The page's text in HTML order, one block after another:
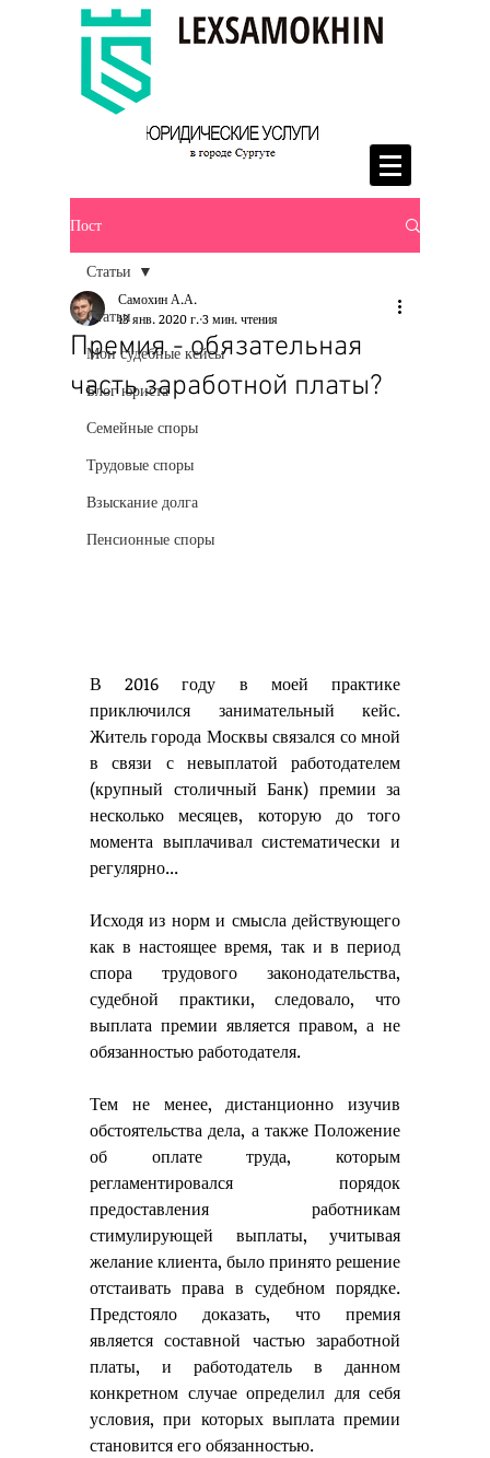
Пост
Статьи
Мои судебные кейсы
Блог юриста
Семейные споры
Трудовые споры
Взыскание долга
Пенсионные споры
Статьи
Премия - обязательная
часть заработной платы?
Самохин А.А.
13 янв. 2020 г. 3 мин. чтения
В 2016 году в моей практике
приключился занимательный кейс.
Житель города Москвы связался со мной
в связи с невыплатой работодателем
(крупный столичный Банк) премии за
несколько месяцев, которую до того
момента выплачивал систематически и
регулярно...
Исходя из норм и смысла действующего
как в настоящее время, так и в период
спора трудового законодательства,
судебной практики, следовало, что
выплата премии является правом, а не
обязанностью работодателя.
Тем не менее, дистанционно изучив
обстоятельства дела, а также Положение
об оплате труда, которым
регламентировался порядок
предоставления работникам
стимулирующей выплаты, учитывая
желание клиента, было принято решение
отстаивать права в судебном порядке.
Предстояло доказать, что премия
является составной частью заработной
платы, и работодатель в данном
конкретном случае определил для себя
условия, при которых выплата премии
становится его обязанностью.